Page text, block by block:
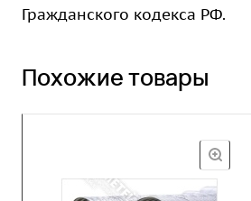
Гражданского кодекса РФ.
Похожие товары